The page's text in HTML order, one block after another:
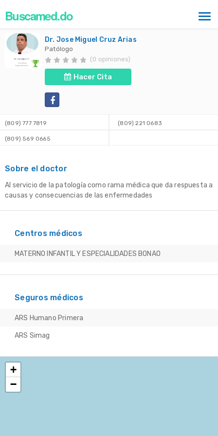
Buscamed.do
Dr. Jose Miguel Cruz Arias
Patólogo
(0 opiniones)
Hacer Cita
(809) 777 7819 (809) 221 0683
(809) 569 0665
Sobre el doctor
Al servicio de la patología como rama médica que da respuesta a
causas y consecuencias de las enfermedades
Centros médicos
MATERNO INFANTIL Y ESPECIALIDADES BONAO
Seguros médicos
ARS Humano Primera
ARS Simag
+
−